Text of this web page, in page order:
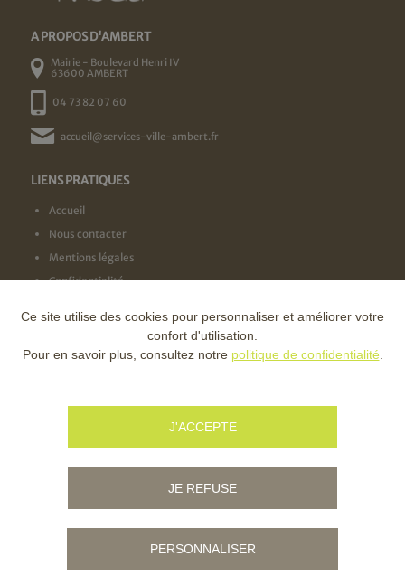
A PROPOS D'AMBERT
Mairie - Boulevard Henri IV
63600 AMBERT
04 73 82 07 60
accueil@services-ville-ambert.fr
LIENS PRATIQUES
Accueil
Nous contacter
Mentions légales
Confidentialité
NOS LABELS
Ce site utilise des cookies pour personnaliser et améliorer votre
confort d'utilisation.
Pour en savoir plus, consultez notre politique de confidentialité
J'ACCEPTE
JE REFUSE
PERSONNALISER